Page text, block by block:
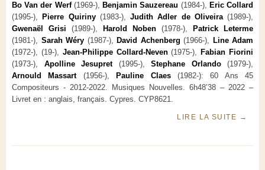
Bo Van der Werf(1969-), Benjamin Sauzereau (1984-), Eric Collard
(1995-),
Pierre Quiriny(1983-), Judith Adler de Oliveira(1989-),
Gwenaël Grisi (1989-), Harold Noben (1978-),
Patrick Leterme
(1981-), Sarah Wéry (1987-), David Achenberg (1966-), Line Adam
(1972-), (19-), Jean-Philippe Collard-Neven(1975-), Fabian Fiorini
(1973-), Apolline Jesupret(1995-), Stephane Orlando(1979-),
Arnould Massart(1956-), Pauline Claes(1982-): 60 Ans 45
Compositeurs - 2012-2022. Musiques Nouvelles. 6h48’38 – 2022 –
Livret en : anglais, français. Cypres. CYP8621.
LIRE LA SUITE →